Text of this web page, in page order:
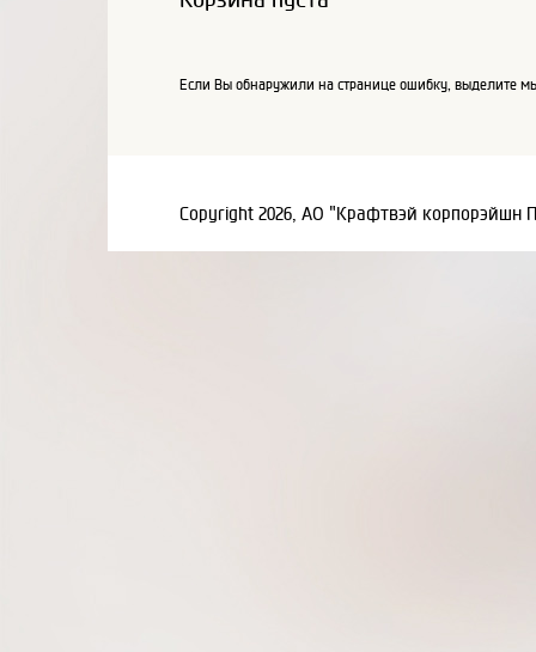
Если Вы обнаружили на странице ошибку, выделите
Copyright 2026, АО "Крафтвэй корпорэйшн